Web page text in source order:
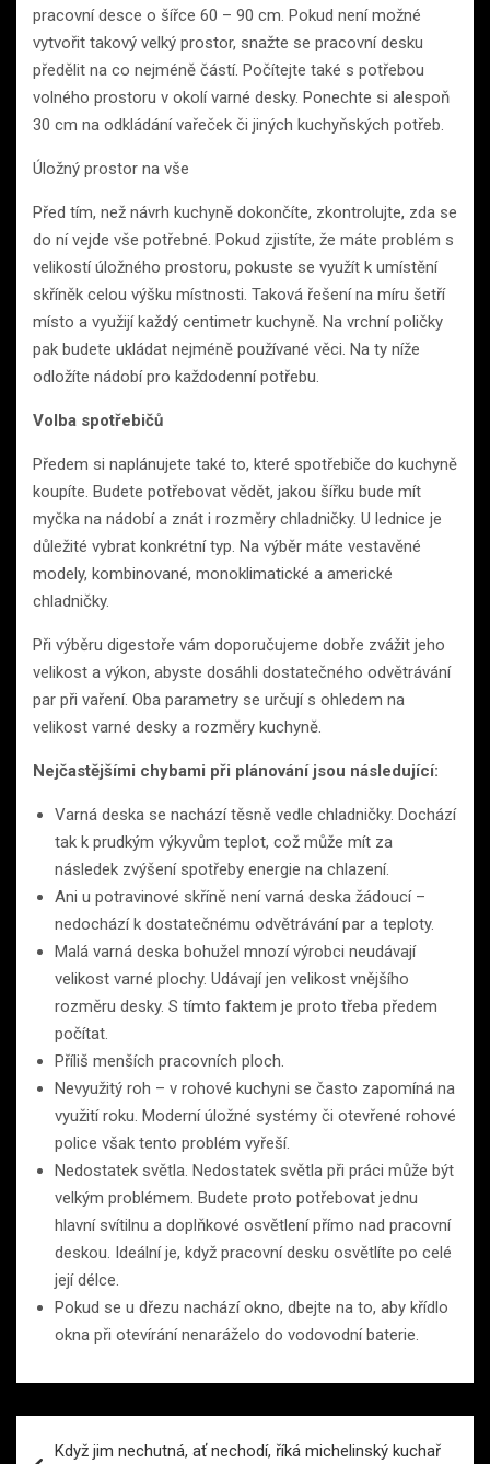
pracovní desce o šířce 60 – 90 cm. Pokud není možné
vytvořit takový velký prostor, snažte se pracovní desku
předělit na co nejméně částí. Počítejte také s potřebou
volného prostoru v okolí varné desky. Ponechte si alespoň
30 cm na odkládání vařeček či jiných kuchyňských potřeb.
Úložný prostor na vše
Před tím, než návrh kuchyně dokončíte, zkontrolujte, zda se
do ní vejde vše potřebné. Pokud zjistíte, že máte problém s
velikostí úložného prostoru, pokuste se využít k umístění
skříněk celou výšku místnosti. Taková řešení na míru šetří
místo a využijí každý centimetr kuchyně. Na vrchní poličky
pak budete ukládat nejméně používané věci. Na ty níže
odložíte nádobí pro každodenní potřebu.
Volba spotřebičů
Předem si naplánujete také to, které spotřebiče do kuchyně
koupíte. Budete potřebovat vědět, jakou šířku bude mít
myčka na nádobí a znát i rozměry chladničky. U lednice je
důležité vybrat konkrétní typ. Na výběr máte vestavěné
modely, kombinované, monoklimatické a americké
chladničky.
Při výběru digestoře vám doporučujeme dobře zvážit jeho
velikost a výkon, abyste dosáhli dostatečného odvětrávání
par při vaření. Oba parametry se určují s ohledem na
velikost varné desky a rozměry kuchyně.
Nejčastějšími chybami při plánování jsou následující:
Varná deska se nachází těsně vedle chladničky. Dochází
tak k prudkým výkyvům teplot, což může mít za
následek zvýšení spotřeby energie na chlazení.
Ani u potravinové skříně není varná deska žádoucí –
nedochází k dostatečnému odvětrávání par a teploty.
Malá varná deska bohužel mnozí výrobci neudávají
velikost varné plochy. Udávají jen velikost vnějšího
rozměru desky. S tímto faktem je proto třeba předem
počítat.
Příliš menších pracovních ploch.
Nevyužitý roh – v rohové kuchyni se často zapomíná na
využití roku. Moderní úložné systémy či otevřené rohové
police však tento problém vyřeší.
Nedostatek světla. Nedostatek světla při práci může být
velkým problémem. Budete proto potřebovat jednu
hlavní svítilnu a doplňkové osvětlení přímo nad pracovní
deskou. Ideální je, když pracovní desku osvětlíte po celé
její délce.
Pokud se u dřezu nachází okno, dbejte na to, aby křídlo
okna při otevírání nenaráželo do vodovodní baterie.
Když jim nechutná, ať nechodí, říká michelinský kuchař